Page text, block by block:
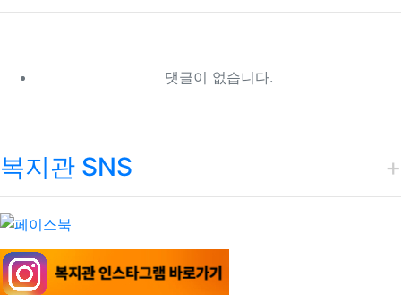
댓글이 없습니다.
복지관 SNS